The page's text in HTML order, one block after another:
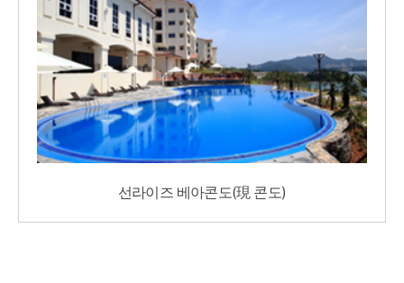
선라이즈 베아콘도(現 콘도)